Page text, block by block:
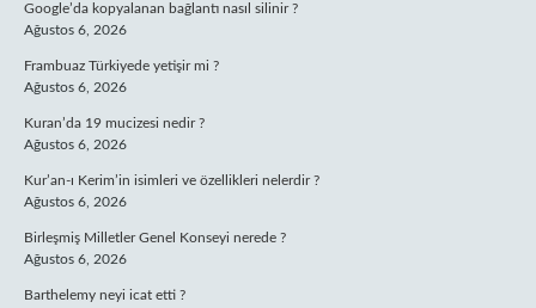
Google’da kopyalanan bağlantı nasıl silinir ?
Ağustos 6, 2026
Frambuaz Türkiyede yetişir mi ?
Ağustos 6, 2026
Kuran’da 19 mucizesi nedir ?
Ağustos 6, 2026
Kur’an-ı Kerim’in isimleri ve özellikleri nelerdir ?
Ağustos 6, 2026
Birleşmiş Milletler Genel Konseyi nerede ?
Ağustos 6, 2026
Barthelemy neyi icat etti ?